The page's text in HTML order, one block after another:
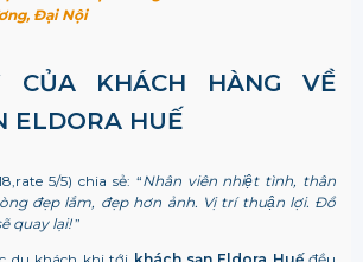
Đại Nội
CỦA KHÁCH HÀNG VỀ
ELDORA HUẾ
5/5) chia sẻ: “Nhân viên nhiệt tình, thân
đẹp lắm, đẹp hơn ảnh. Vị trí thuận lợi. Đồ
quay lại!”